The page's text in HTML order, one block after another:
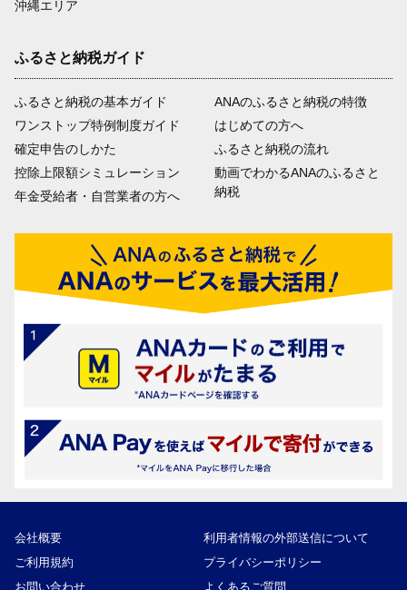
沖縄エリア
ふるさと納税ガイド
ふるさと納税の基本ガイド
ワンストップ特例制度ガイド
確定申告のしかた
控除上限額シミュレーション
年金受給者・自営業者の方へ
ANAのふるさと納税の特徴
はじめての方へ
ふるさと納税の流れ
動画でわかるANAのふるさと
納税
会社概要
利用者情報の外部送信について
ご利用規約
プライバシーポリシー
お問い合わせ
よくあるご質問